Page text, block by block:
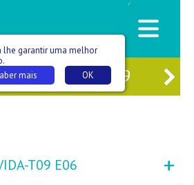
/
SEG08 TER 09 QUA
T09 E06 +
lhe garantir uma melhor
OK
mais